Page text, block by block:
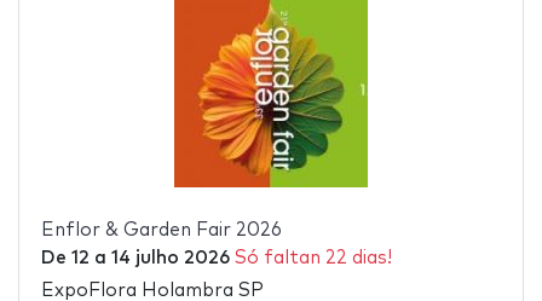
Enflor & Garden Fair 2026
De 12 a 14 julho 2026 Só faltan 22 dias!
ExpoFlora Holambra SP